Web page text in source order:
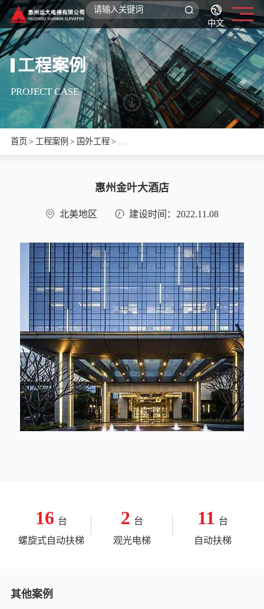
中文
工程案例
PROJECT CASE
首页 > 工程案例 > 国外工程 >
金
叶
大
酒
店
惠州金叶大酒店
北美地区 建设时间：2022.11.08
16 台
螺旋式自动扶梯
2 台
观光电梯
11 台
自动扶梯
其他案例